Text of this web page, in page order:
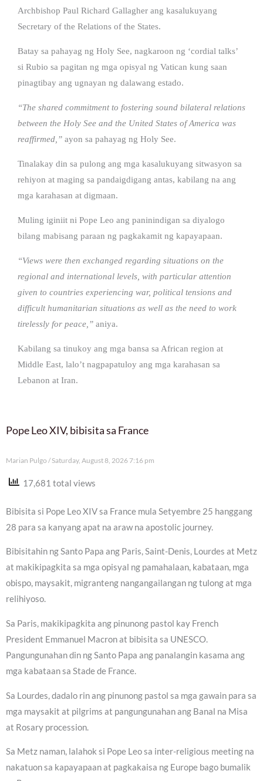
Archbishop Paul Richard Gallagher ang kasalukuyang
Secretary of the Relations of the States.
Batay sa pahayag ng Holy See, nagkaroon ng ‘cordial talks’
si Rubio sa pagitan ng mga opisyal ng Vatican kung saan
pinagtibay ang ugnayan ng dalawang estado.
“The shared commitment to fostering sound bilateral relations
between the Holy See and the United States of America was
reaffirmed,” ayon sa pahayag ng Holy See.
Tinalakay din sa pulong ang mga kasalukuyang sitwasyon sa
rehiyon at maging sa pandaigdigang antas, kabilang na ang
mga karahasan at digmaan.
Muling iginiit ni Pope Leo ang paninindigan sa diyalogo
bilang mabisang paraan ng pagkakamit ng kapayapaan.
“Views were then exchanged regarding situations on the
regional and international levels, with particular attention
given to countries experiencing war, political tensions and
difficult humanitarian situations as well as the need to work
tirelessly for peace,” aniya.
Kabilang sa tinukoy ang mga bansa sa African region at
Middle East, lalo’t nagpapatuloy ang mga karahasan sa
Lebanon at Iran.
Pope Leo XIV, bibisita sa France
Marian Pulgo Saturday, August 8, 2026 7:16 pm
17,681 total views
Bibisita si Pope Leo XIV sa France mula Setyembre 25 hanggang
28 para sa kanyang apat na araw na apostolic journey.
Bibisitahin ng Santo Papa ang Paris, Saint-Denis, Lourdes at Metz
at makikipagkita sa mga opisyal ng pamahalaan, kabataan, mga
obispo, maysakit, migranteng nangangailangan ng tulong at mga
relihiyoso.
Sa Paris, makikipagkita ang pinunong pastol kay French
President Emmanuel Macron at bibisita sa UNESCO.
Pangungunahan din ng Santo Papa ang panalangin kasama ang
mga kabataan sa Stade de France.
Sa Lourdes, dadalo rin ang pinunong pastol sa mga gawain para sa
mga maysakit at pilgrims at pangungunahan ang Banal na Misa
at Rosary procession.
Sa Metz naman, lalahok si Pope Leo sa inter-religious meeting na
nakatuon sa kapayapaan at pagkakaisa ng Europe bago bumalik